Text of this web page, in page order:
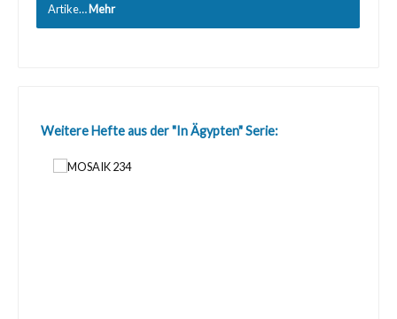
Artike…Mehr
Produktgalerie überspringen
Weitere Hefte aus der "In Ägypten" Serie: